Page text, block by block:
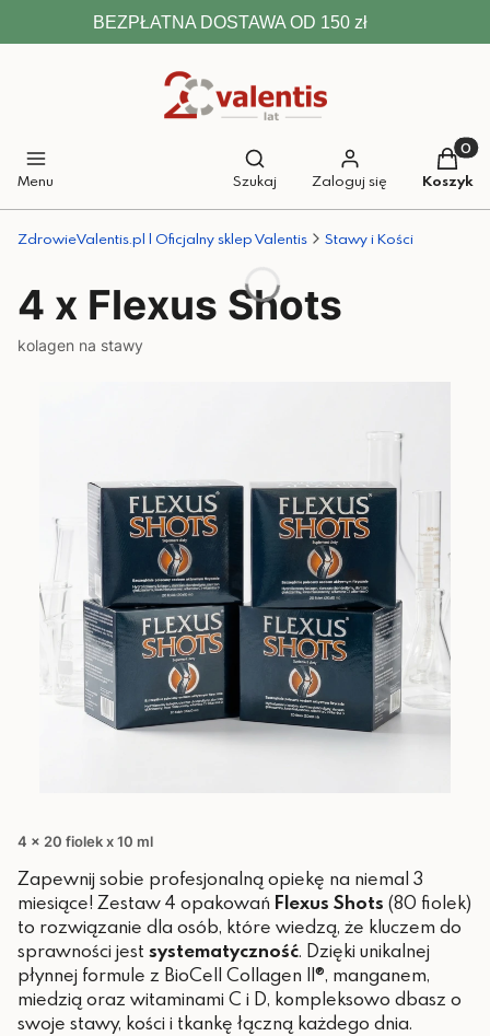
BEZPŁATNA DOSTAWA OD 150 zł
Menu
Otwórz wyszukiwarkę
Szukaj Zaloguj się Koszyk
ZdrowieValentis.pl | Oficjalny sklep Valentis Stawy i Kości
4 x Flexus Shots
kolagen na stawy
4 x 20 fiolek x 10 ml
Zapewnij sobie profesjonalną opiekę na niemal 3
miesiące! Zestaw 4 opakowań Flexus Shots (80 fiolek)
to rozwiązanie dla osób, które wiedzą, że kluczem do
sprawności jest systematyczność. Dzięki unikalnej
płynnej formule z BioCell Collagen II®, manganem,
miedzią oraz witaminami C i D, kompleksowo dbasz o
swoje stawy, kości i tkankę łączną każdego dnia.